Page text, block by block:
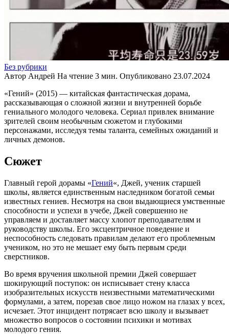
Без рубрики
Автор Андрей На чтение 3 мин. Опубликовано 23.07.2024
«Гений» (2015) — китайская фантастическая дорама,
рассказывающая о сложной жизни и внутренней борьбе
гениального молодого человека. Сериал привлек внимание
зрителей своим необычным сюжетом и глубокими
персонажами, исследуя темы таланта, семейных ожиданий и
личных демонов.
Сюжет
Главный герой дорамы «Гений«, Джей, ученик старшей
школы, является единственным наследником богатой семьи
известных гениев. Несмотря на свои выдающиеся умственные
способности и успехи в учебе, Джей совершенно не
управляем и доставляет массу хлопот преподавателям и
руководству школы. Его эксцентричное поведение и
неспособность следовать правилам делают его проблемным
учеником, но это не мешает ему быть первым среди
сверстников.
Во время вручения школьной премии Джей совершает
шокирующий поступок: он исписывает стену класса
изобразительных искусств неизвестными математическими
формулами, а затем, порезав свое лицо ножом на глазах у всех,
исчезает. Этот инцидент потрясает всю школу и вызывает
множество вопросов о состоянии психики и мотивах
молодого гения.